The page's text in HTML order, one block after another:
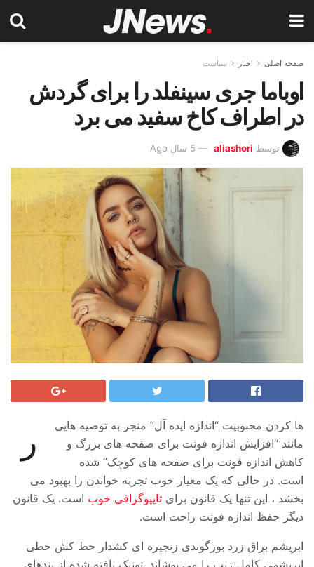
صفحه اصلی اخبار سیاست
اوباما جری سینفلد را برای گردش
در اطراف کاخ سفید می برد
توسط aliashori 5 سال Ago
ر
ها کردن محبوبیت “اندازه ایده آل” منجر به توصیه هایی
مانند “افزایش اندازه فونت برای صفحه های بزرگ و
کاهش اندازه فونت برای صفحه های کوچک” شده
است. در حالی که یک معیار خوب تجربه خواندن را بهبود می
بخشد ، این تنها یک قانون برای تایپوگرافی خوب است. یک قانون
دیگر حفظ اندازه فونت راحت است.
ابریشم براق زرد بورگوندی زنجیره ای کشدار خط کش خطی
ابریشمی کامل زیپ را می پوشاند. تونیک بافته شده از بندهای